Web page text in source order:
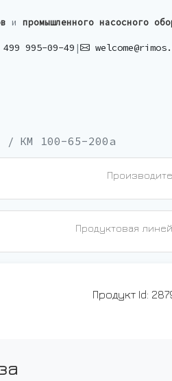
и промышленного насосного
499 995-09-49 |
КМ 100-65-200а
Продуктовая
Продукт Id: